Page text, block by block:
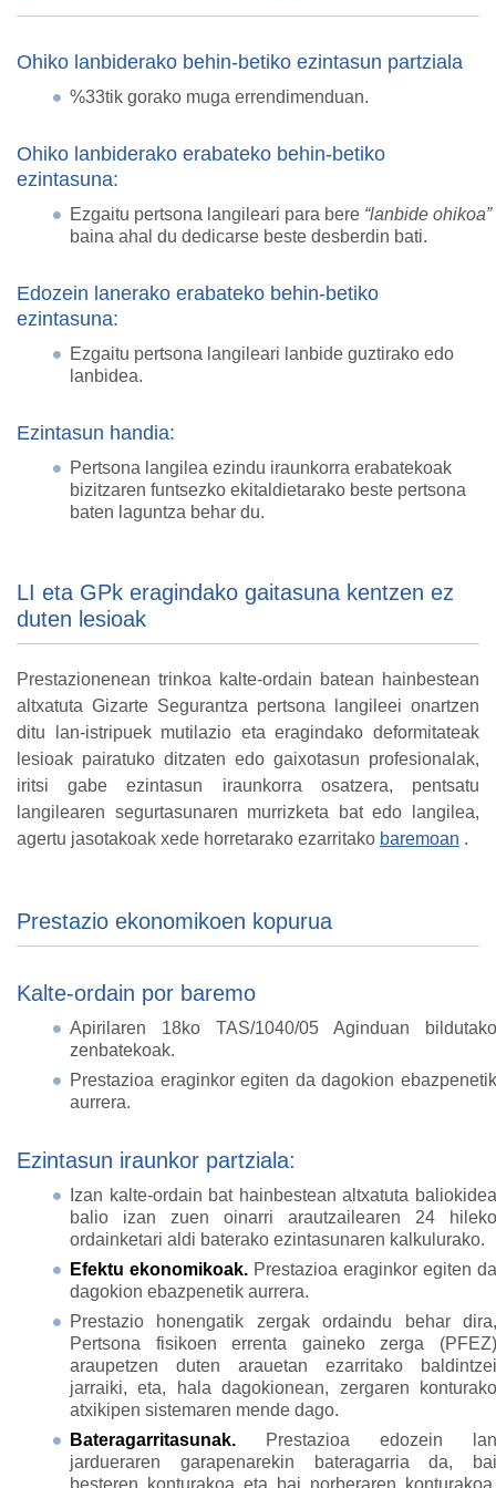
Ohiko lanbiderako behin-betiko ezintasun partziala
%33tik gorako muga errendimenduan.
Ohiko lanbiderako erabateko behin-betiko
ezintasuna:
Ezgaitu pertsona langileari para bere “lanbide ohikoa”
baina ahal du dedicarse beste desberdin bati.
Edozein lanerako erabateko behin-betiko
ezintasuna:
Ezgaitu pertsona langileari lanbide guztirako edo
lanbidea.
Ezintasun handia:
Pertsona langilea ezindu iraunkorra erabatekoak
bizitzaren funtsezko ekitaldietarako beste pertsona
baten laguntza behar du.
LI eta GPk eragindako gaitasuna kentzen ez
duten lesioak
Prestazionenean trinkoa kalte-ordain batean hainbestean
altxatuta Gizarte Segurantza pertsona langileei onartzen
ditu lan-istripuek mutilazio eta eragindako deformitateak
lesioak pairatuko ditzaten edo gaixotasun profesionalak,
iritsi gabe ezintasun iraunkorra osatzera, pentsatu
langilearen segurtasunaren murrizketa bat edo langilea,
agertu jasotakoak xede horretarako ezarritako baremoan .
Prestazio ekonomikoen kopurua
Kalte-ordain por baremo
Apirilaren 18ko TAS/1040/05 Aginduan bildutako
zenbatekoak.
Prestazioa eraginkor egiten da dagokion ebazpenetik
aurrera.
Ezintasun iraunkor partziala:
Izan kalte-ordain bat hainbestean altxatuta baliokidea
balio izan zuen oinarri arautzailearen 24 hileko
ordainketari aldi baterako ezintasunaren kalkulurako.
Efektu ekonomikoak. Prestazioa eraginkor egiten da
dagokion ebazpenetik aurrera.
Prestazio honengatik zergak ordaindu behar dira,
Pertsona fisikoen errenta gaineko zerga (PFEZ)
araupetzen duten arauetan ezarritako baldintzei
jarraiki, eta, hala dagokionean, zergaren konturako
atxikipen sistemaren mende dago.
Bateragarritasunak. Prestazioa edozein lan
jardueraren garapenarekin bateragarria da, bai